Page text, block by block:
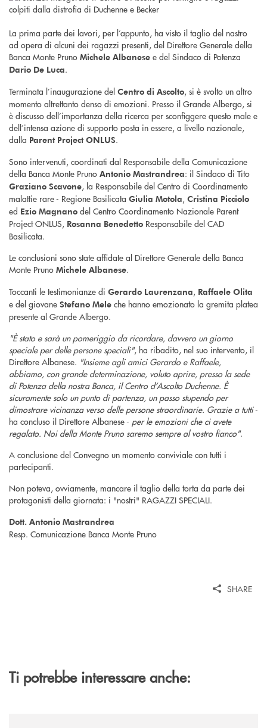
La prima parte dei lavori, per l’appunto, ha visto il taglio del nastro
ad opera di alcuni dei ragazzi presenti, del Direttore Generale della
Banca Monte Pruno Michele Albanese e del Sindaco di Potenza
Dario De Luca.
Terminata l’inaugurazione del Centro di Ascolto, si è svolto un altro
momento altrettanto denso di emozioni. Presso il Grande Albergo, si
è discusso dell’importanza della ricerca per sconfiggere questo male e
dell’intensa azione di supporto posta in essere, a livello nazionale,
dalla Parent Project ONLUS.
Sono intervenuti, coordinati dal Responsabile della Comunicazione
della Banca Monte Pruno Antonio Mastrandrea: il Sindaco di Tito
Graziano Scavone, la Responsabile del Centro di Coordinamento
malattie rare - Regione Basilicata Giulia Motola, Cristina Picciolo
ed Ezio Magnano del Centro Coordinamento Nazionale Parent
Project ONLUS, Rosanna Benedetto Responsabile del CAD
Basilicata.
Le conclusioni sono state affidate al Direttore Generale della Banca
Monte Pruno Michele Albanese.
Toccanti le testimonianze di Gerardo Laurenzana, Raffaele Olita
e del giovane Stefano Mele che hanno emozionato la gremita platea
presente al Grande Albergo.
"È stato e sarà un pomeriggio da ricordare, davvero un giorno
speciale per delle persone speciali", ha ribadito, nel suo intervento, il
Direttore Albanese. "Insieme agli amici Gerardo e Raffaele,
abbiamo, con grande determinazione, voluto aprire, presso la sede
di Potenza della nostra Banca, il Centro d’Ascolto Duchenne. È
sicuramente solo un punto di partenza, un passo stupendo per
dimostrare vicinanza verso delle persone straordinarie. Grazie a tutti-
ha concluso il Direttore Albanese - per le emozioni che ci avete
regalato. Noi della Monte Pruno saremo sempre al vostro fianco".
A conclusione del Convegno un momento conviviale con tutti i
partecipanti.
Non poteva, ovviamente, mancare il taglio della torta da parte dei
protagonisti della giornata: i "nostri" RAGAZZI SPECIALI.
Dott. Antonio Mastrandrea
Resp. Comunicazione Banca Monte Pruno
SHARE
Ti potrebbe interessare anche: